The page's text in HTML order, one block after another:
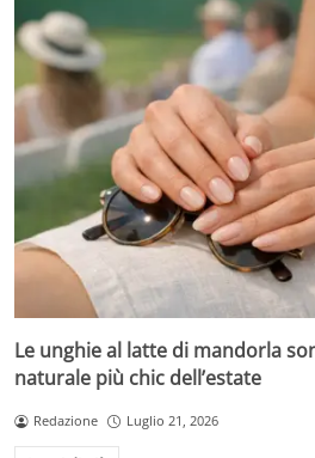
Le unghie al latte di mandorla
naturale più chic dell’estate
Redazione Luglio 21, 2026